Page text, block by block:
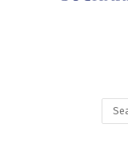
Search
for: